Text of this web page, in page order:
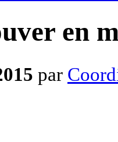
en
par